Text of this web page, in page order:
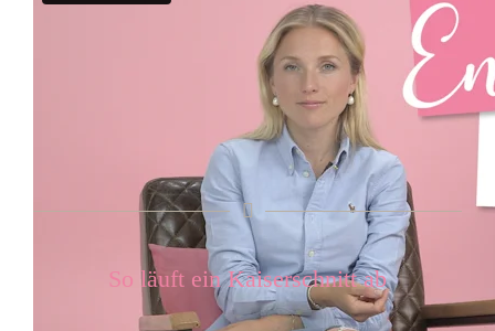
So läuft ein Kaiserschnitt ab